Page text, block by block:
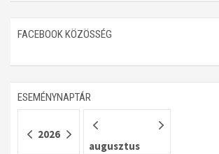
Műhelymunkák
FACEBOOK KÖZÖSSÉG
ESEMÉNYNAPTÁR
2026
augusztus